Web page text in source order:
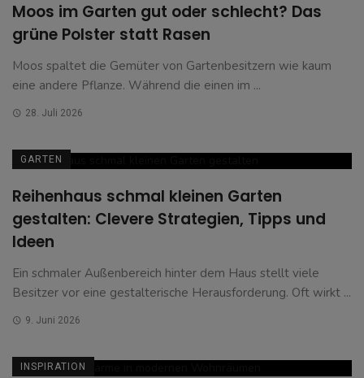
Moos im Garten gut oder schlecht? Das
grüne Polster statt Rasen
Moos spaltet die Gemüter von Gartenbesitzern wie kaum
eine andere Pflanze. Während die einen im ...
28. Juli 2026
GARTEN
Reihenhaus schmal kleinen Garten
gestalten: Clevere Strategien, Tipps und
Ideen
Ein schmaler Außenbereich hinter dem Haus stellt viele
Besitzer vor eine gestalterische Herausforderung. Oft wirkt ...
9. Juni 2026
INSPIRATION